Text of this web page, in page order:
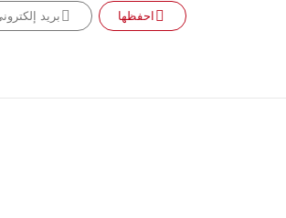
احفظها بريد